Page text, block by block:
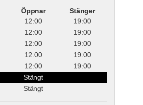
Öppnar
Stänger
12:00
19:00
12:00
19:00
12:00
19:00
12:00
19:00
12:00
19:00
Stängt
Stängt